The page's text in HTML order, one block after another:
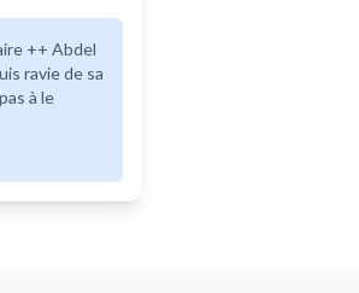
++ Abdel
à le